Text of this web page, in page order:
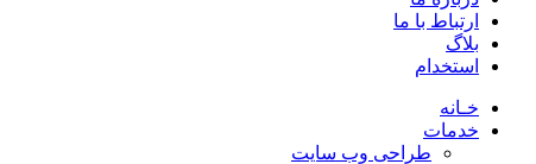
ارتباط با ما
بلاگ
استخدام
خـانه
خدمات
طراحی وب سایت